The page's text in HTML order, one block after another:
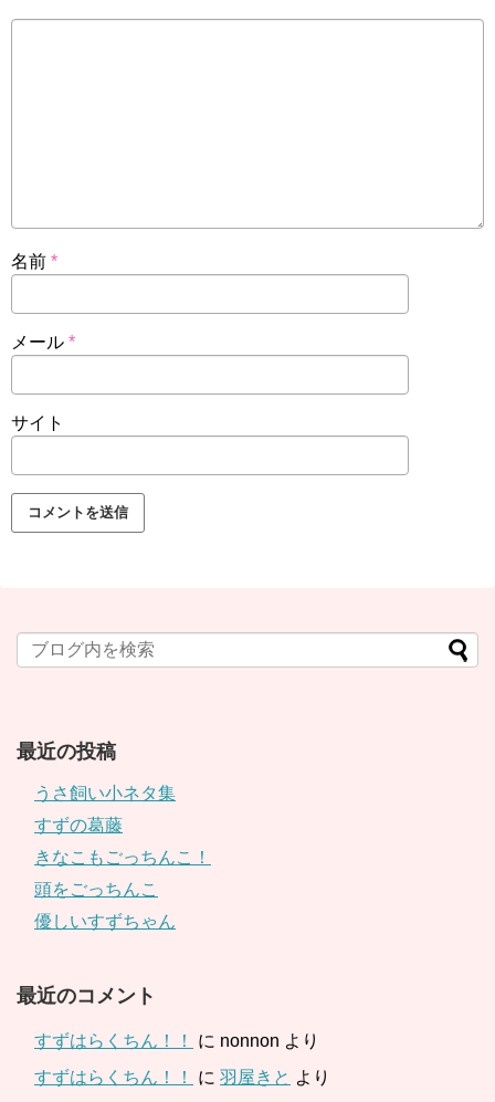
名前 *
メール *
サイト
最近の投稿
うさ飼い小ネタ集
すずの葛藤
きなこもごっちんこ！
頭をごっちんこ
優しいすずちゃん
最近のコメント
すずはらくちん！！ に nonnon より
すずはらくちん！！
に 羽屋きと より